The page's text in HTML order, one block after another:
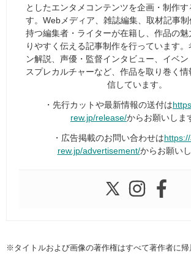
としたエンタメコンテンツを企画・制作
す。Webメディア、雑誌編集、取材記事
持つ編集者・ライターが在籍し、作品の
りやすく伝える記事制作を行っています
ン解説、声優・監督インタビュー、イベン
スプレカルチャーなど、作品を取り巻く
信しています。
・先行カットや最新情報の送付は
rew.jp/release/からお願いしま
・広告掲載のお問い合わせは
rew.jp/advertisement/からお願いし
※タイトルおよび画像の著作権はすべて著作者に帰